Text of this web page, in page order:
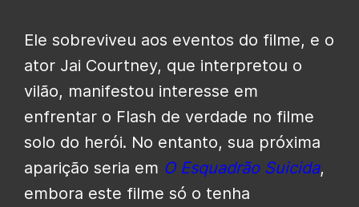
Ele sobreviveu aos eventos do filme, e o
ator Jai Courtney, que interpretou o
vilão, manifestou interesse em
enfrentar o Flash de verdade no filme
solo do herói. No entanto, sua próxima
aparição seria em O Esquadrão Suicida,
embora este filme só o tenha